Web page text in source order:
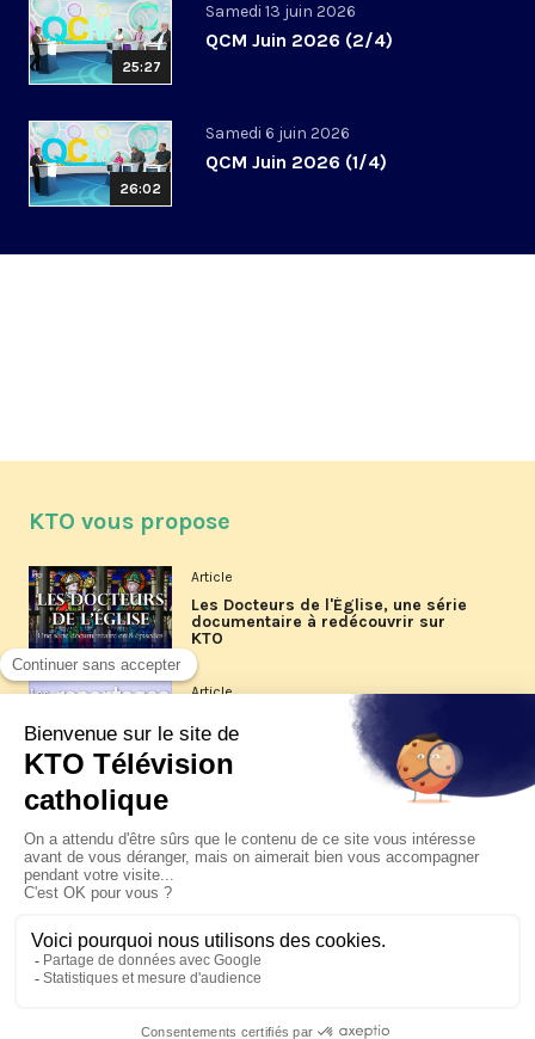
25:27
Samedi 13 juin 2026
QCM Juin 2026 (2/4)
26:02
Samedi 6 juin 2026
QCM Juin 2026 (1/4)
KTO vous propose
Article
Les Docteurs de l'Église, une série
documentaire à redécouvrir sur
KTO
Article
Les reportages d'été 2026 de KTO
La visite pastorale du pape Léon
XIV à Assise à suivre sur KTO le
jeudi 6 août
Le pape en Uruguay, Argentine et
Pérou du 6 au 17 novembre 2026